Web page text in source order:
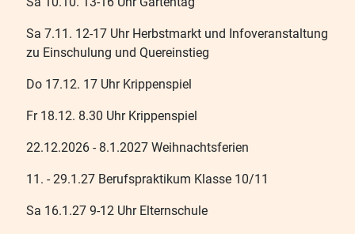
Sa 7.11. 12-17 Uhr Herbstmarkt und Infoveranstaltung
zu Einschulung und Quereinstieg
Do 17.12. 17 Uhr Krippenspiel
Fr 18.12. 8.30 Uhr Krippenspiel
22.12.2026 - 8.1.2027 Weihnachtsferien
11. - 29.1.27 Berufspraktikum Klasse 10/11
Sa 16.1.27 9-12 Uhr Elternschule